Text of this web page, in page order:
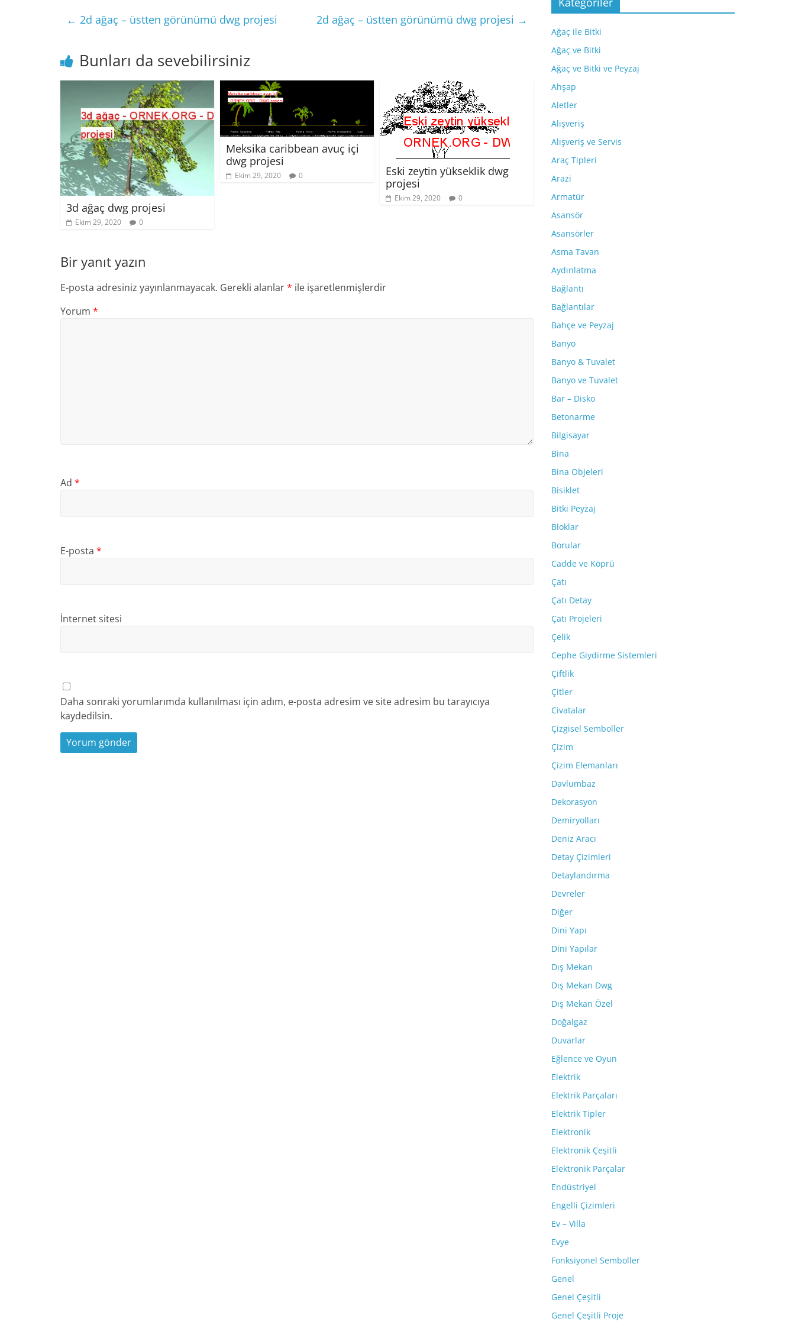
← 2d ağaç – üstten görünümü dwg projesi 2d ağaç – üstten görünümü dwg projesi →
Bunları da sevebilirsiniz
3d ağaç dwg projesi
Ekim 29, 2020 0
Meksika caribbean avuç içi
dwg projesi
Ekim 29, 2020 0
Eski zeytin yükseklik dwg
projesi
Ekim 29, 2020 0
Bir yanıt yazın
E-posta adresiniz yayınlanmayacak. Gerekli alanlar* ile işaretlenmişlerdir
Yorum *
Ad *
E-posta *
İnternet sitesi
Daha sonraki yorumlarımda kullanılması için adım, e-posta adresim ve site adresim bu tarayıcıya
kaydedilsin.
Ağaç ile Bitki
Ağaç ve Bitki
Ağaç ve Bitki ve Peyzaj
Ahşap
Aletler
Alışveriş
Alışveriş ve Servis
Araç Tipleri
Arazi
Armatür
Asansör
Asansörler
Asma Tavan
Aydınlatma
Bağlantı
Bağlantılar
Bahçe ve Peyzaj
Banyo
Banyo & Tuvalet
Banyo ve Tuvalet
Bar – Disko
Betonarme
Bilgisayar
Bina
Bina Objeleri
Bisiklet
Bitki Peyzaj
Bloklar
Borular
Cadde ve Köprü
Çatı
Çatı Detay
Çatı Projeleri
Çelik
Cephe Giydirme Sistemleri
Çiftlik
Çitler
Civatalar
Çizgisel Semboller
Çizim
Çizim Elemanları
Davlumbaz
Dekorasyon
Demiryolları
Deniz Aracı
Detay Çizimleri
Detaylandırma
Devreler
Diğer
Dini Yapı
Dini Yapılar
Dış Mekan
Dış Mekan Dwg
Dış Mekan Özel
Doğalgaz
Duvarlar
Eğlence ve Oyun
Elektrik
Elektrik Parçaları
Elektrik Tipler
Elektronik
Elektronik Çeşitli
Elektronik Parçalar
Endüstriyel
Engelli Çizimleri
Ev – Villa
Evye
Fonksiyonel Semboller
Genel
Genel Çeşitli
Genel Çeşitli Proje